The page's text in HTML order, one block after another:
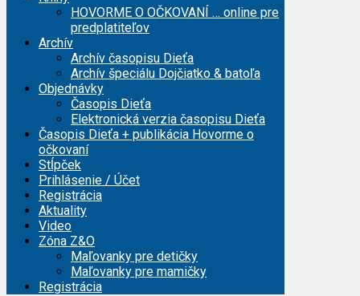
HOVORME O OČKOVANÍ … online pre
predplatiteľov
Archív
Archív časopisu Dieťa
Archív špeciálu Dojčiatko & batoľa
Objednávky
Časopis Dieťa
Elektronická verzia časopisu Dieťa
Časopis Dieťa + publikácia Hovorme o
očkovaní
Stĺpček
Prihlásenie / Účet
Registrácia
Aktuality
Video
Zóna Z&O
Maľovanky pre detičky
Maľovanky pre mamičky
Registrácia